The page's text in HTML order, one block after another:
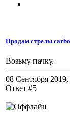
Продам стрелы
Возьму пачку.
08 Сентября
Ответ #5